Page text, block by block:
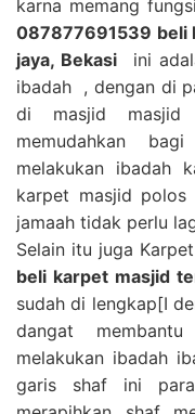
karna memang
087877691539 beli
jaya, Bekasi ini
ibadah , dengan di
di masjid masjid
memudahkan
melakukan ibadah
karpet masjid
jamaah tidak perlu
Selain itu juga
beli karpet masjid
sudah di lengkap[I
dangat
melakukan ibadah
garis shaf ini